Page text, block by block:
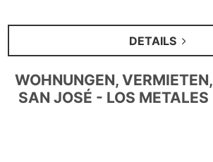
DETAILS
WOHNUNGEN, VERMIETEN,
SAN JOSÉ - LOS METALES